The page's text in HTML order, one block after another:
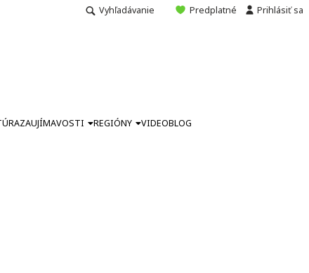
Vyhľadávanie Predplatné Prihlásiť sa
ZAUJÍMAVOSTI REGIÓNY VIDEOBLOG